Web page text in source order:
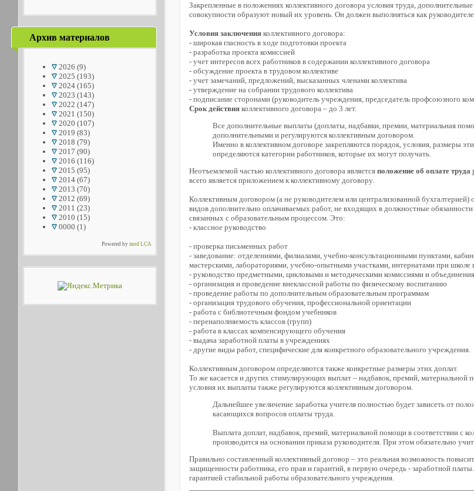
Архив материалов
2026 (9)
2025 (193)
2024(165)
2023 (143)
2022 (147)
2021 (150)
2020 (107)
2019 (83)
2018 (79)
2017 (90)
2016 (116)
2015 (95)
2014(67)
2013 (70)
2012 (69)
2011 (23)
2010 (15)
0000 (1)
Powered bymod LCA
Закрепленные в положениях коллективного договора условия труда,
совокупности образуют новый их уровень. Он должен выполняться как
Условия заключенияколлективного договора:
- широкая гласность в ходе подготовки проекта
- разработка проекта комиссией
- учет интересов всех работников в содержании коллективного договора
- обсуждение проекта в трудовом коллективе
- учет замечаний, предложений, высказанных членами коллектива
- утверждение на собрании трудового коллектива
- подписание сторонами (руководитель учреждения, председатель профсоюзного
Срок действияколлективного договора – до 3 лет.
Все дополнительные выплаты (доплаты, надбавки, премии, материальная
дополнительными и регулируются коллективным договором.
Именно в коллективном договоре закрепляются порядок, условия, размеры
определяются категории работников, которые их могут получать.
Неотъемлемой частью коллективного договора является положение об оплате труда
всего является приложением к коллективному договору.
Коллективным договором (а не руководителем или централизованной бухгалтерией)
видов дополнительно оплачиваемых работ, не входящих в должностные
связанных с образовательным процессом. Это:
- классное руководство
- проверка письменных работ
- заведование: отделениями, филиалами, учебно-консультационными пунктами,
мастерскими, лабораториями, учебно-опытными участками, интернатами при школе
- руководство предметными, цикловыми и методическими комиссиями и
- организация и проведение внеклассной работы по физическому воспитанию
- проведение работы по дополнительным образовательным программам
- организация трудового обучения, профессиональной ориентации
- работа с библиотечным фондом учебников
- перенаполняемость классов (групп)
- работа в классах компенсирующего обучения
- выдача заработной платы в учреждениях
- другие виды работ, специфические для конкретного образовательного учреждения.
Коллективным договором определяются также конкретные размеры этих доплат.
То же касается и других стимулирующих выплат – надбавок, премий, материальной
условия их выплаты также регулируются коллективным договором.
Дальнейшее увеличение заработка учителя полностью будет зависеть от
касающихся вопросов оплаты труда.
Выплата доплат, надбавок, премий, материальной помощи в соответствии с
производится на основании приказа руководителя. При этом обязательно
Правильно составленный коллективный договор – это реальная возможность
защищенности работника, его прав и гарантий, в первую очередь - заработной
гарантией стабильной работы образовательного учреждения.